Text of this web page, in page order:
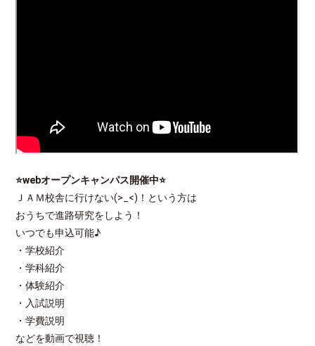
⭐webオープンキャンパス開催中⭐
ＪＡＭ校舎に行けない(>_<)！という方は
おうちで進路研究をしよう！
いつでも申込可能♪
・学校紹介
・学科紹介
・体験紹介
・入試説明
・学費説明
などを動画で視聴！